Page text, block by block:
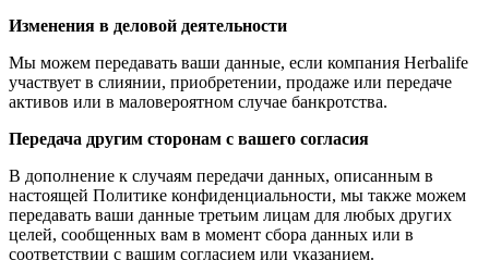
Изменения в деловой деятельности
Мы можем передавать ваши данные, если компания Herbalife
участвует в слиянии, приобретении, продаже или передаче
активов или в маловероятном случае банкротства.
Передача другим сторонам с вашего согласия
В дополнение к случаям передачи данных, описанным в
настоящей Политике конфиденциальности, мы также можем
передавать ваши данные третьим лицам для любых других
целей, сообщенных вам в момент сбора данных или в
соответствии с вашим согласием или указанием.